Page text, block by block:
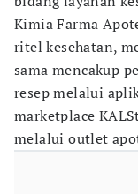
Kimia Farma
ritel kesehatan,
sama mencakup
resep melalui
marketplace
melalui outlet